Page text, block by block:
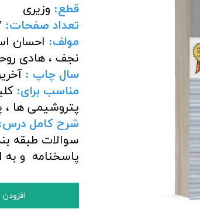
قطع: وزیری
تعداد صفحات:
مولف: احسان
نجف ، هادی
سال چاپ :
مناسب برای:
پتروشیمی ها ،
شرح کامل
سوالات طبقه
پاسخنامه و به